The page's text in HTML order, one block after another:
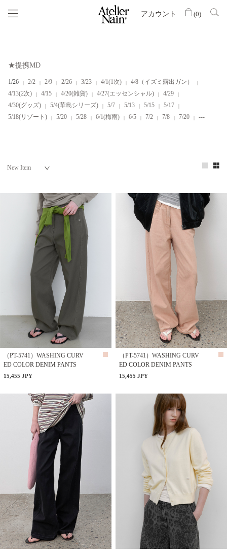
アカウント (0)
★提携MD
1/26 2/2 2/9 2/26 3/23 4/1(1次)
4/8（イズミ露出ガン）
4/13(2次)
4/15 4/20(雑貨) 4/27(エッセンシャル)
4/29
4/30(グッズ)
5/4(華島シリーズ) 5/7 5/13 5/15
5/17
5/18(リゾート)
5/20 5/28 6/1(梅雨) 6/5 7/2 7/8 7/20 ---
（PT-5741）WASHING CURV
ED COLOR DENIM PANTS
15,455 JPY
（PT-5741）WASHING CURV
ED COLOR DENIM PANTS
15,455 JPY